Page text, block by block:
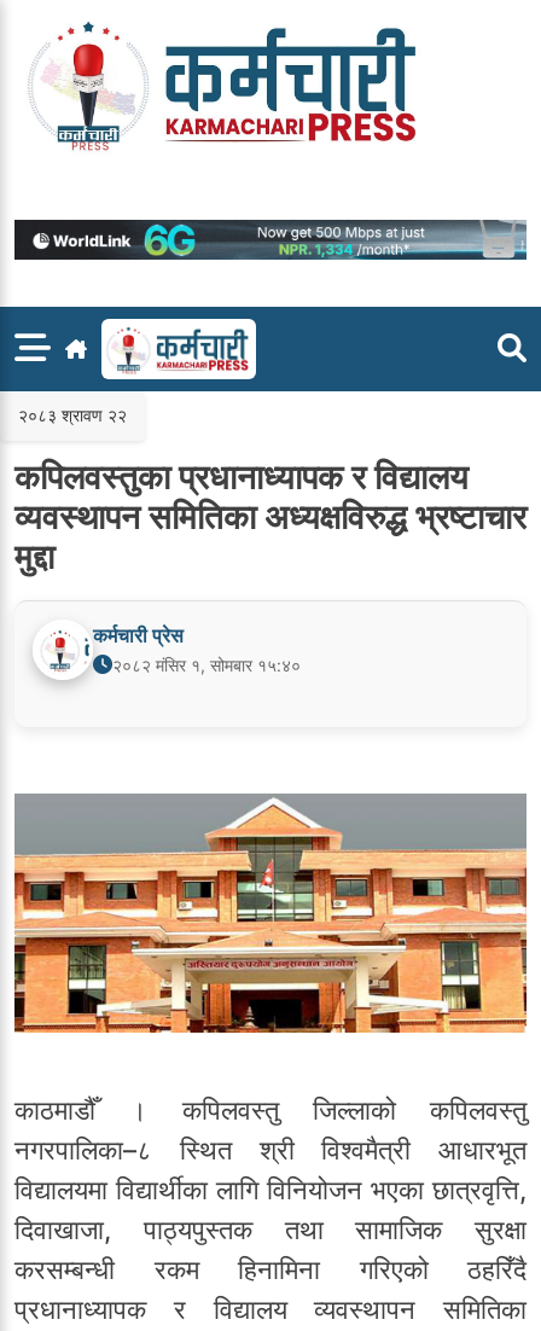
content
२०८३ श्रावण २२
कपिलवस्तुका प्रधानाध्यापक र विद्यालय
व्यवस्थापन समितिका अध्यक्षविरुद्ध भ्रष्टाचार
मुद्दा
कर्मचारी प्रेस
२०८२ मंसिर १, सोमबार १५:४०
काठमाडौँ । कपिलवस्तु जिल्लाको कपिलवस्तु
नगरपालिका–८ स्थित श्री विश्वमैत्री आधारभूत
विद्यालयमा विद्यार्थीका लागि विनियोजन भएका छात्रवृत्ति,
दिवाखाजा, पाठ्यपुस्तक तथा सामाजिक सुरक्षा
करसम्बन्धी रकम हिनामिना गरिएको ठहरिँदै
प्रधानाध्यापक र विद्यालय व्यवस्थापन समितिका